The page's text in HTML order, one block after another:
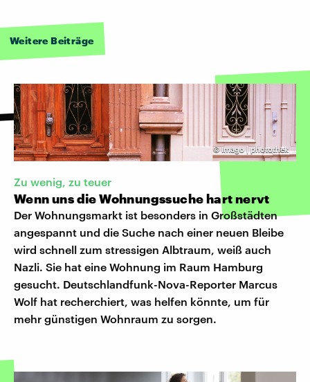
Weitere Beiträge
©Imago | photothek
Zu wenig, zu teuer
Wenn uns die Wohnungssuche hart nervt
Der Wohnungsmarkt ist besonders in Großstädten
angespannt und die Suche nach einer neuen Bleibe
wird schnell zum stressigen Albtraum, weiß auch
Nazli. Sie hat eine Wohnung im Raum Hamburg
gesucht. Deutschlandfunk-Nova-Reporter Marcus
Wolf hat recherchiert, was helfen könnte, um für
mehr günstigen Wohnraum zu sorgen.